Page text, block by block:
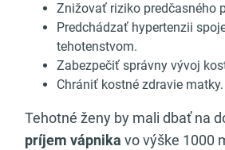
Znižovať riziko predčasného
Predchádzať hypertenzii
tehotenstvom.
Zabezpečiť správny vývoj
Chrániť kostné zdravie matky.
Tehotné ženy by mali dbať na
príjem vápnika vo výške 1000